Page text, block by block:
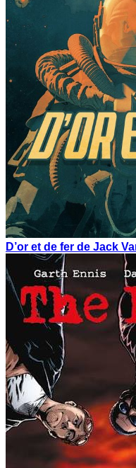
D’or et de fer de Jack